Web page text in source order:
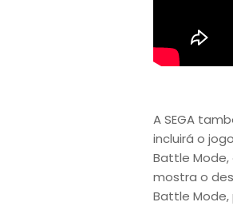
A SEGA
incluirá o
Battle Mode,
mostra o
Battle Mode,